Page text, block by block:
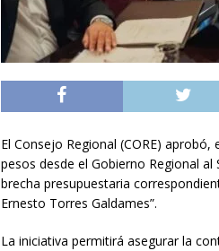
noviembre
El Consejo Regional (CORE)
pesos desde el Gobierno Regional
brecha presupuestaria
Ernesto Torres Galdames”.
La iniciativa permitirá asegurar la